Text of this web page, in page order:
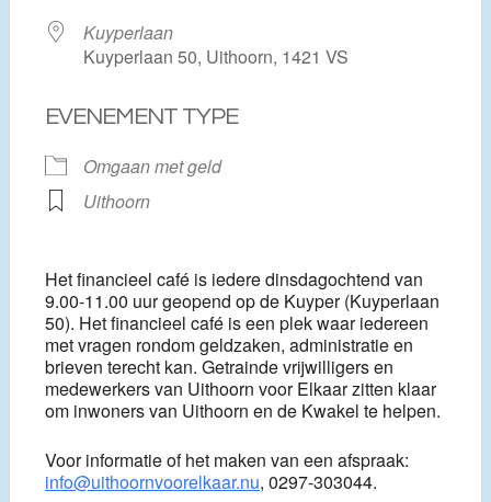
Kuyperlaan
Kuyperlaan 50, Uithoorn, 1421 VS
EVENEMENT TYPE
Omgaan met geld
Uithoorn
Het financieel café is iedere dinsdagochtend van
9.00-11.00 uur geopend op de Kuyper (Kuyperlaan
50). Het financieel café is een plek waar iedereen
met vragen rondom geldzaken, administratie en
brieven terecht kan. Getrainde vrijwilligers en
medewerkers van Uithoorn voor Elkaar zitten klaar
om inwoners van Uithoorn en de Kwakel te helpen.
Voor informatie of het maken van een afspraak:
info@uithoornvoorelkaar.nu, 0297-303044.